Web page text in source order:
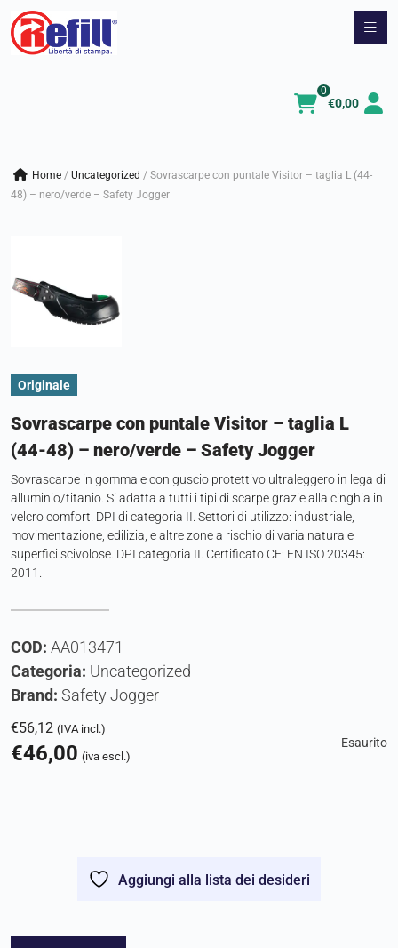
Vai
€0,00
0
Home / uncategorized / Sovrascarpe con puntale Visitor – taglia L (44-
48) – nero/verde – Safety Jogger
Originale
Sovrascarpe con puntale Visitor – taglia L
(44-48) – nero/verde – Safety Jogger
Sovrascarpe in gomma e con guscio protettivo ultraleggero in lega di
alluminio/titanio. Si adatta a tutti i tipi di scarpe grazie alla cinghia in
velcro comfort. DPI di categoria II. Settori di utilizzo: industriale,
movimentazione, edilizia, e altre zone a rischio di varia natura e
superfici scivolose. DPI categoria II. Certificato CE: EN ISO 20345:
2011.
COD: AA013471
Categoria: Uncategorized
Brand: Safety Jogger
€56,12 (IVA incl.)
€46,00 (iva escl.)
Esaurito
Aggiungi alla lista dei desideri